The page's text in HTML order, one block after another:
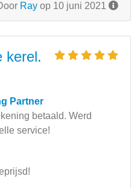
Ray op 10 juni 2021
kerel.
Partner
betaald. Werd
service!